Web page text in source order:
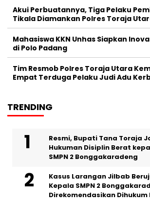
Akui Perbuatannya, Tiga Pelaku
Tikala Diamankan Polres Toraja
Mahasiswa KKN Unhas Siapkan
di Polo Padang
Tim Resmob Polres Toraja Utara
Empat Terduga Pelaku Judi Adu
TRENDING
Resmi, Bupati Tana Toraja
Hukuman Disiplin Berat
SMPN 2 Bonggakaradeng
Kasus Larangan Jilbab
Kepala SMPN 2
Direkomendasikan Dihukum